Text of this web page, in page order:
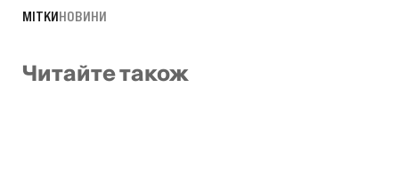
МІТКИНОВИНИ
Читайте також